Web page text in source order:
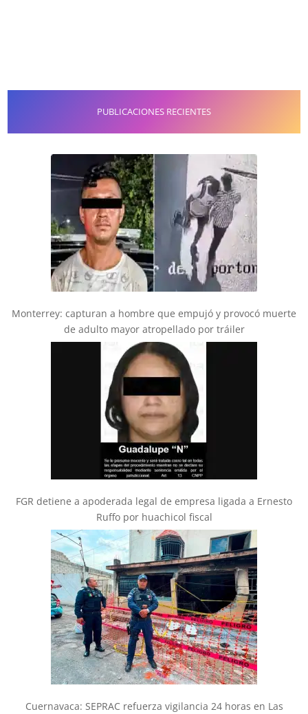
PUBLICACIONES RECIENTES
Monterrey: capturan a hombre que empujó y provocó muerte
de adulto mayor atropellado por tráiler
FGR detiene a apoderada legal de empresa ligada a Ernesto
Ruffo por huachicol fiscal
Cuernavaca: SEPRAC refuerza vigilancia 24 horas en Las